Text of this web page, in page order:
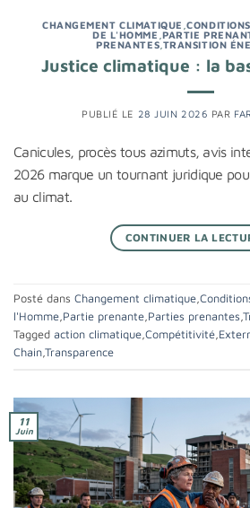
CHANGEMENT CLIMATIQUE ,
DE L'HOMME ,PARTIE
PRENANTES TRANSITION
Justice climatique : la
PUBLIÉ LE 28 JUIN 2026 PAR
Canicules, procès tous azimuts, avis
2026 marque un tournant juridique
au climat.
CONTINUER LA
Posté dans Changement climatique,
l'Homme,Partie prenante,Parties prenantes,
Tagged action climatique,Compétitivité,
Chain,Transparence
11
Juin